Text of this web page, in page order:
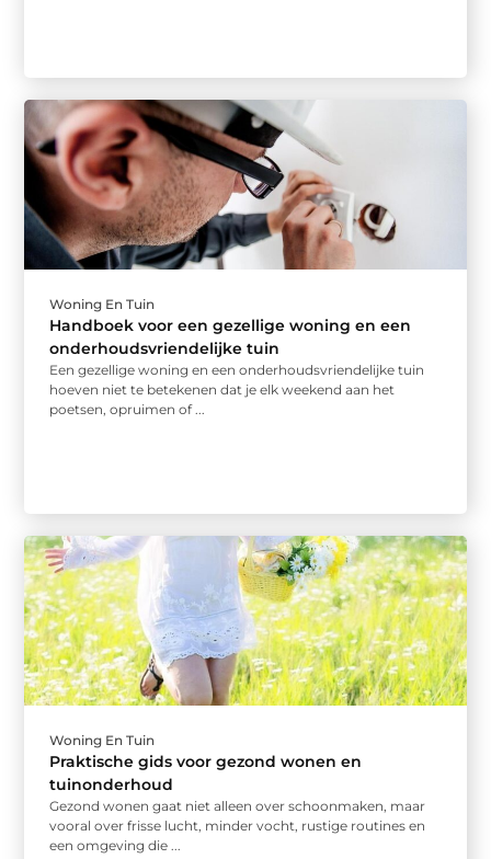
Woning En Tuin
Handboek voor een gezellige woning en een
onderhoudsvriendelijke tuin
Een gezellige woning en een onderhoudsvriendelijke tuin
hoeven niet te betekenen dat je elk weekend aan het
poetsen, opruimen of ...
Woning En Tuin
Praktische gids voor gezond wonen en
tuinonderhoud
Gezond wonen gaat niet alleen over schoonmaken, maar
vooral over frisse lucht, minder vocht, rustige routines en
een omgeving die ...